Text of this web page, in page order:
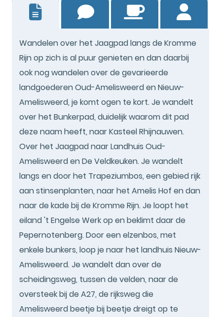
Wandelen over het Jaagpad langs de Kromme
Rijn op zich is al puur genieten en dan daarbij
ook nog wandelen over de gevarieerde
landgoederen Oud-Amelisweerd en Nieuw-
Amelisweerd, je komt ogen te kort. Je wandelt
over het Bunkerpad, duidelijk waarom dit pad
deze naam heeft, naar Kasteel Rhijnauwen.
Over het Jaagpad naar Landhuis Oud-
Amelisweerd en De Veldkeuken. Je wandelt
langs en door het Trapeziumbos, een gebied rijk
aan stinsenplanten, naar het Amelis Hof en dan
naar de kade bij de Kromme Rijn. Je loopt het
eiland 't Engelse Werk op en beklimt daar de
Pepernotenberg. Door een elzenbos, met
enkele bunkers, loop je naar het landhuis Nieuw-
Amelisweerd. Je wandelt dan over de
scheidingsweg, tussen de velden, naar de
oversteek bij de A27, de rijksweg die
Amelisweerd beetje bij beetje dreigt op te